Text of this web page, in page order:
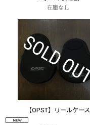
在庫なし
【OPST】リールケース